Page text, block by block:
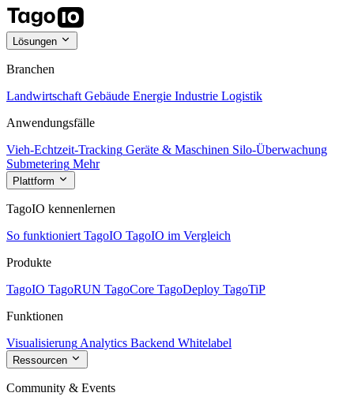
Lösungen
Branchen
Landwirtschaft Gebäude Energie Industrie Logistik
Anwendungsfälle
Vieh-Echtzeit-Tracking Geräte & Maschinen Silo-Überwachung
Submetering Mehr
Plattform
TagoIO kennenlernen
So funktioniert TagoIO TagoIO im Vergleich
Produkte
TagoIO TagoRUN TagoCore TagoDeploy TagoTiP
Funktionen
Visualisierung Analytics Backend Whitelabel
Ressourcen
Community & Events